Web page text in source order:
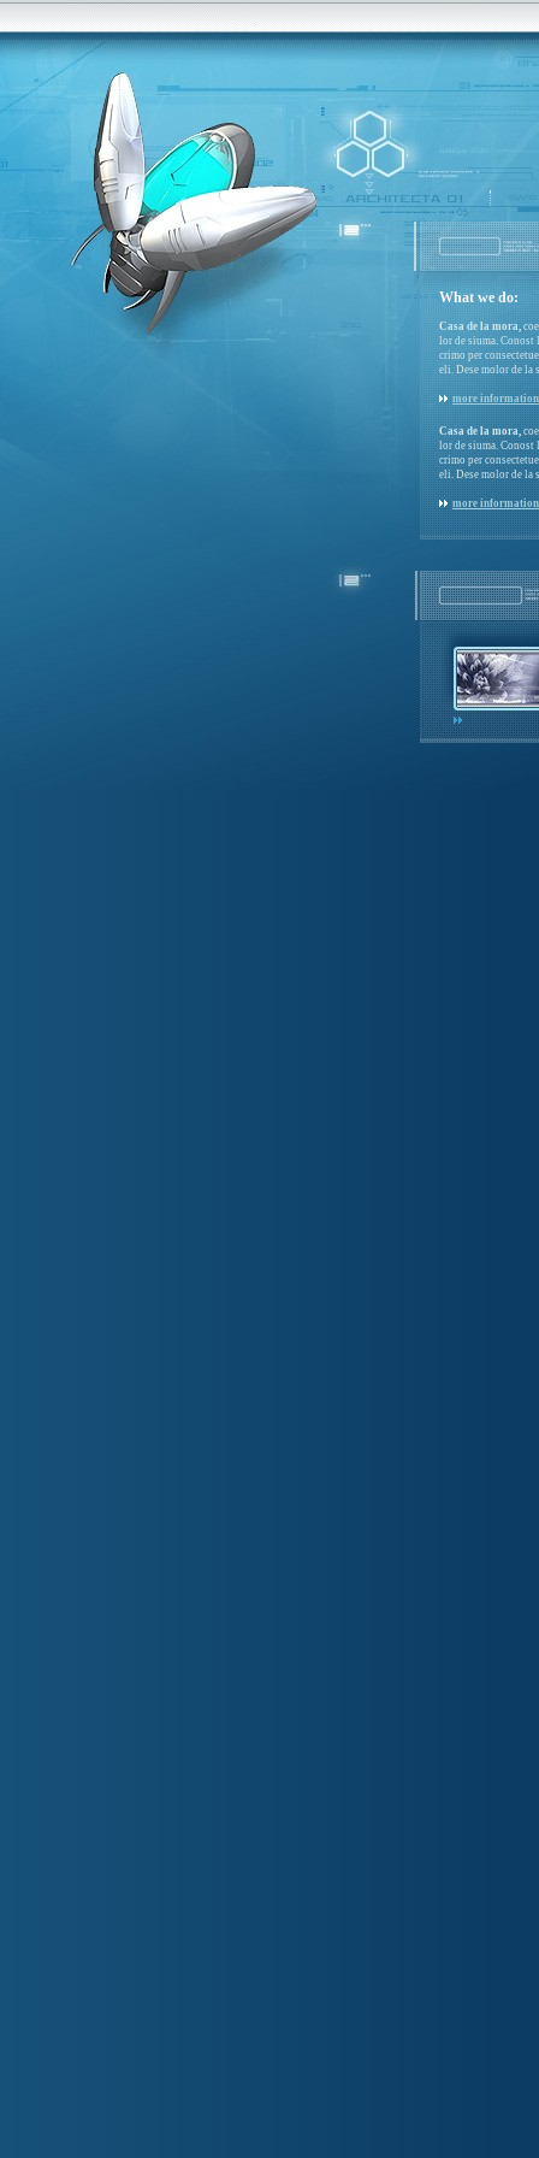
What we do:
Casa de la mora,
lor de siuma. Conost
crimo per
eli. Dese molor de la
more information
Casa de la mora,
lor de siuma. Conost
crimo per
eli. Dese molor de la
more information